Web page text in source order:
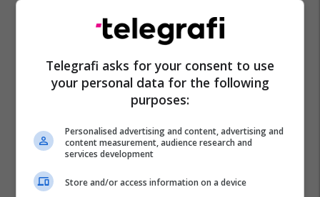
Telegrafi asks for your consent to use
your personal data for the following
purposes:
Personalised advertising and content, advertising and
content measurement, audience research and
services development
Store and/or access information on a device